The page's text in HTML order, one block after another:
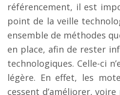
référencement, il est
point de la veille
ensemble de méthodes
en place, afin de rester
technologiques. Celle-ci
légère. En effet, les
cessent d’améliorer,